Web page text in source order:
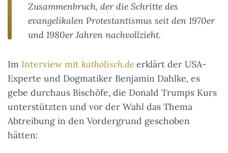
Zusammenbruch, der die Schritte des
evangelikalen Protestantismus seit den 1970er
und 1980er Jahren nachvollzieht.
Im Interview mit katholisch.de erklärt der USA-
Experte und Dogmatiker Benjamin Dahlke, es
gebe durchaus Bischöfe, die Donald Trumps Kurs
unterstützten und vor der Wahl das Thema
Abtreibung in den Vordergrund geschoben
hätten: